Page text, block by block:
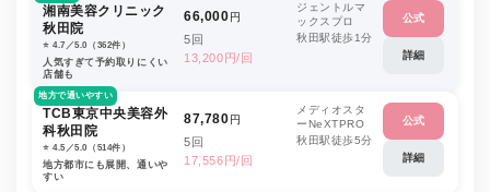
湘南美容クリニック
秋田院
⭐️ 4.7／5.0（362件）
人気すぎて予約取りにくい
店舗も
66,000円
5回
13,200円/回
ジェントルマ
ックスプロ
秋田駅徒歩1分
公式
詳細
地方で通いやすい
TCB東京中央美容外
科秋田院
⭐️ 4.5／5.0（514件）
地方都市にも展開、通いや
すい
87,780円
5回
17,556円/回
メディオスタ
ーNeXTPRO
秋田駅徒歩5分
公式
詳細